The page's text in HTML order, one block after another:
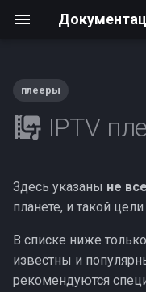
н
ц
и
з
IPTVnator
Kodi
Настройки
(файл .env)
Работа в терминале
Сборка
доставка
*.m3u (*.m3u8)
плееры
IPTV
Здесь указаны не все
планете, и такой цели
В списке ниже
известны и
рекомендуются